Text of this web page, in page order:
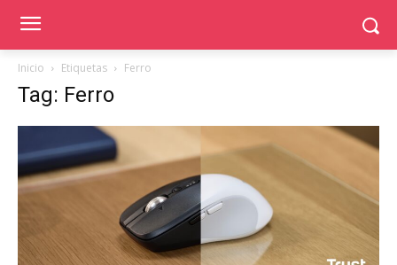
Inicio Etiquetas Ferro
Tag: Ferro